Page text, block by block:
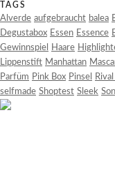
TAGS
Alverde aufgebraucht balea
Degustabox Essen Essence
Gewinnspiel
Haare
Lippenstift Manhattan
Parfüm Pink Box Pinsel
selfmade Shoptest Sleek